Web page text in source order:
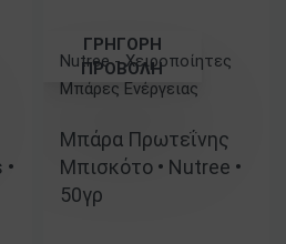
ΓΡΗΓΟΡΗ
ΠΡΟΒΟΛΗ
Nutree - Χειροποίητες
Μπάρες Ενέργειας
Βαθμολογήθηκε με 5.00
Μπάρα Πρωτεΐνης
Μπισκότο • Nutree •
50γρ